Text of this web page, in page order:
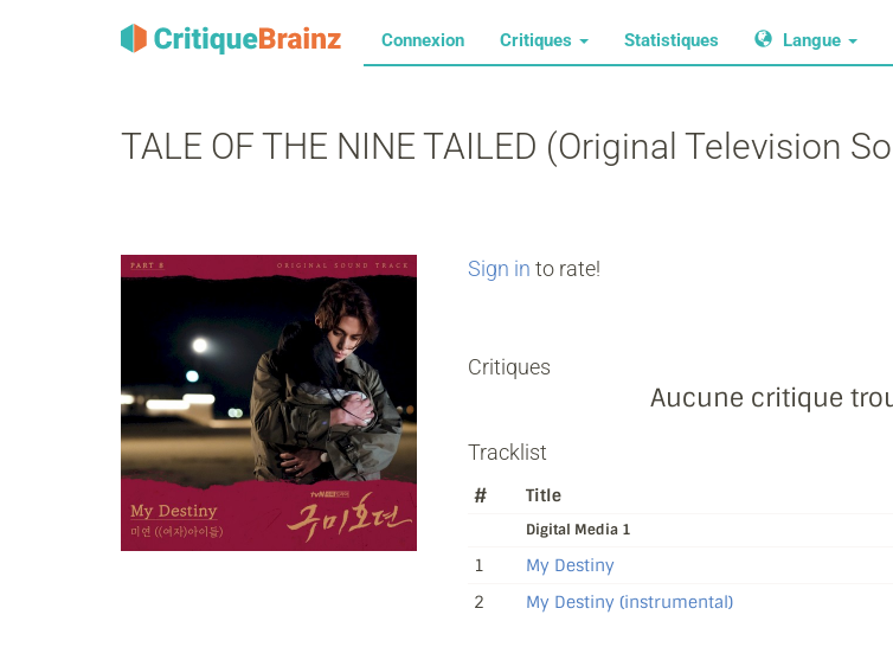
Connexion Critiques Statistiques Langue
TALE OF THE NINE TAILED (Original Television
Sign in to rate!
Critiques
Aucune critique
Tracklist
# Title
Digital Media 1
1 My Destiny
2
My Destiny (instrumental)